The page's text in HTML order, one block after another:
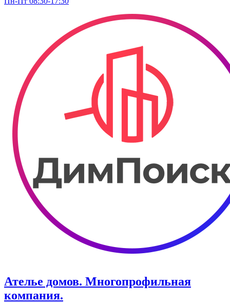
Ателье домов. Многопрофильная
компания.